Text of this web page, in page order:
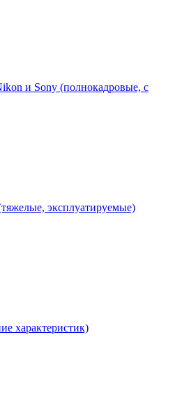
и Sony (полнокадровые, с
эксплуатируемые)
характеристик)